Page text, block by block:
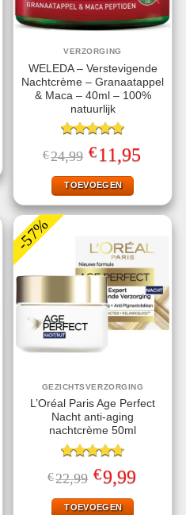
VERZORGING
WELEDA – Verstevigende
Nachtcrème – Granaatappel
& Maca – 40ml – 100%
natuurlijk
Gewaardeerd
5.00uit 5
€24,99 Oorspronkelijke
prijs
was:
€24,99.
€11,95prijs
TOEVOEGEN
-57%
GEZICHTSVERZORGING
L’Oréal Paris Age Perfect
Nacht anti-aging
nachtcrème 50ml
Gewaardeerd
4.75uit 5
€22,99 Oorspronkelijke
prijs
was:
€22,99.
€9,99Huidige
prijs
TOEVOEGEN